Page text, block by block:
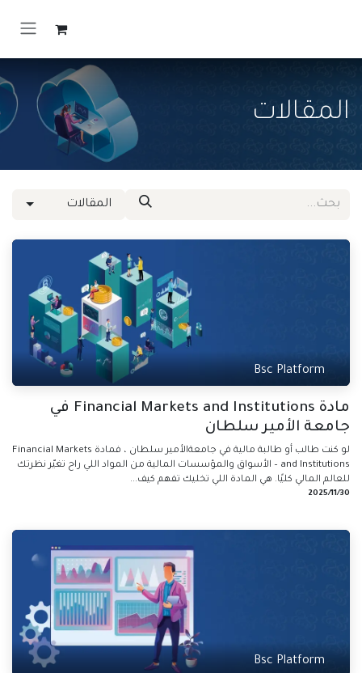
المقالات
المقالات
Bsc Platform
مادة Financial Markets and Institutions في
جامعة الأمير سلطان
لو كنت طالب أو طالبة مالية في جامعةالأمير سلطان ، فمادة Financial Markets
and Institutions – الأسواق والمؤسسات المالية من المواد اللي راح تغيّر نظرتك
للعالم المالي كليًا. هي المادة اللي تخليك تفهم كيف...
30‏/11‏/2025
Bsc Platform